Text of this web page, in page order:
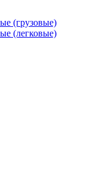
(грузовые)
(легковые)